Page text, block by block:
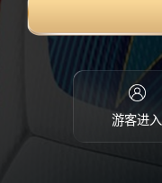
游客进入